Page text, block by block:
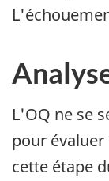
L'OQ ne se
pour
cette étape